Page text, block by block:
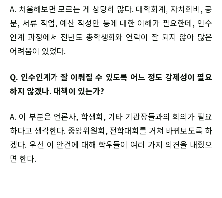
A. 처음해보면 모르는 게 상당히 많다. 대학회계, 자치회비, 공
문, 서류 작업, 예산 작성안 등에 대한 이해가 필요한데, 인수
인계 과정에서 전년도 총학생회와 연락이 잘 되지 않아 많은
어려움이 있었다.
Q. 인수인계가 잘 이뤄질 수 있도록 어느 정도 강제성이 필요
하지 않겠나. 대책이 있는가?
A. 이 부분은 언론사, 학생회, 기타 기관장들과의 회의가 필요
하다고 생각한다. 중앙위원회, 전학대회를 거쳐 바꿔보도록 하
겠다. 우선 이 안건에 대해 학우들이 여러 가지 의견을 내줬으
면 한다.